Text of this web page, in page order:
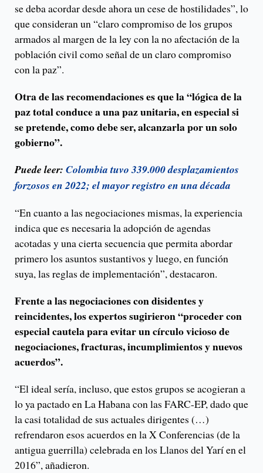
se deba acordar desde ahora un cese de hostilidades”, lo
que consideran un “claro compromiso de los grupos
armados al margen de la ley con la no afectación de la
población civil como señal de un claro compromiso
con la paz”.
Otra de las recomendaciones es que la “lógica de la
paz total conduce a una paz unitaria, en especial si
se pretende, como debe ser, alcanzarla por un solo
gobierno”.
Puede leer: Colombia tuvo 339.000 desplazamientos
forzosos en 2022; el mayor registro en una década
“En cuanto a las negociaciones mismas, la experiencia
indica que es necesaria la adopción de agendas
acotadas y una cierta secuencia que permita abordar
primero los asuntos sustantivos y luego, en función
suya, las reglas de implementación”, destacaron.
Frente a las negociaciones con disidentes y
reincidentes, los expertos sugirieron “proceder con
especial cautela para evitar un círculo vicioso de
negociaciones, fracturas, incumplimientos y nuevos
acuerdos”.
“El ideal sería, incluso, que estos grupos se acogieran a
lo ya pactado en La Habana con las FARC-EP, dado que
la casi totalidad de sus actuales dirigentes (…)
refrendaron esos acuerdos en la X Conferencias (de la
antigua guerrilla) celebrada en los Llanos del Yarí en el
2016”, añadieron.